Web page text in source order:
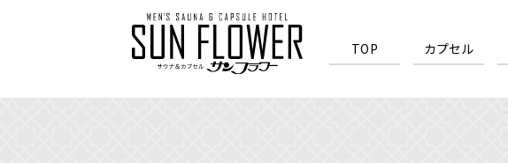
TOP カプセル